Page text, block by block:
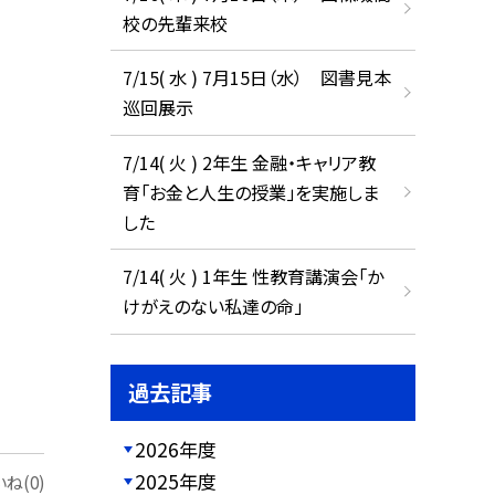
ね(0)
校の先輩来校
7/15( 水 ) 7月15日（水） 図書見本
巡回展示
7/14( 火 ) 2年生 金融・キャリア教
育「お金と人生の授業」を実施しま
した
7/14( 火 ) 1年生 性教育講演会「か
けがえのない私達の命」
過去記事
2026年度
2025年度